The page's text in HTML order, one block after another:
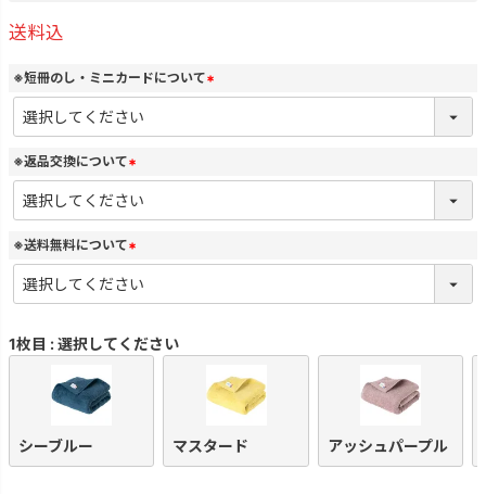
送料込
※短冊のし・ミニカードについて
(
須
※返品交換について
(
必
須
)
※送料無料について
(
必
須
1枚目 選択してください
シーブルー マスタード アッシュパープル